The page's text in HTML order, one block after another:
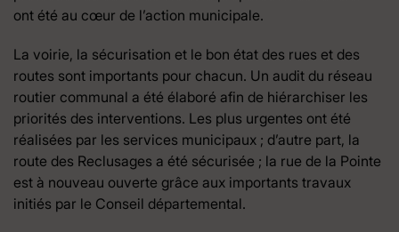
ont été au cœur de l’action municipale.
La voirie, la sécurisation et le bon état des rues et des
routes sont importants pour chacun. Un audit du réseau
routier communal a été élaboré afin de hiérarchiser les
priorités des interventions. Les plus urgentes ont été
réalisées par les services municipaux ; d’autre part, la
route des Reclusages a été sécurisée ; la rue de la Pointe
est à nouveau ouverte grâce aux importants travaux
initiés par le Conseil départemental.